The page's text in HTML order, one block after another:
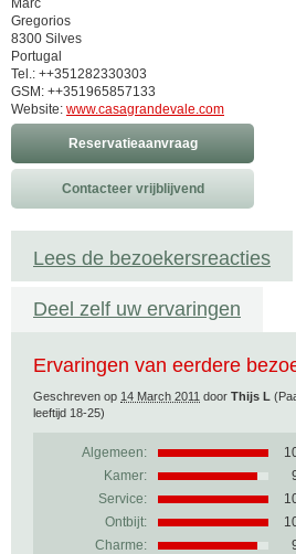
Marc
Gregorios
8300 Silves
Portugal
Tel.: ++351282330303
GSM: ++351965857133
Website: www.casagrandevale.com
Reservatieaanvraag
Contacteer vrijblijvend
Lees de bezoekersreacties
Deel zelf uw ervaringen
Ervaringen van eerdere
Geschreven op 14 March 2011 door Thijs L
leeftijd 18-25)
Algemeen:
Kamer:
Service:
Ontbijt:
Charme: